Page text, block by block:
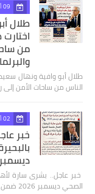
09 أغسطس 2026
طلال
من
طلال أبو وافية ونهال
الناس من ساحات الأمن إلى
02 أغسطس 2026
خبر
ديسمبر 2026 ضمن «حياة كريمة»
خبر عاجل.. بشرى سارة
الصحي ديسمبر 2026 ضمن «حياة كريمة» بقلم…